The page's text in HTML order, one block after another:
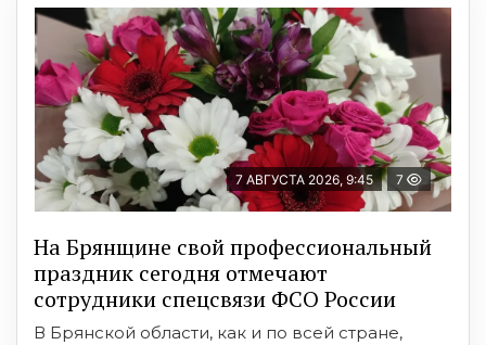
7 АВГУСТА 2026, 9:45 7
На Брянщине свой профессиональный
праздник сегодня отмечают
сотрудники спецсвязи ФСО России
В Брянской области, как и по всей стране,